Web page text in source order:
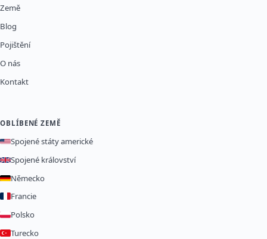
Země
Blog
Pojištění
O nás
Kontakt
OBLÍBENÉ ZEMĚ
Spojené státy americké
Spojené království
Německo
Francie
Polsko
Turecko